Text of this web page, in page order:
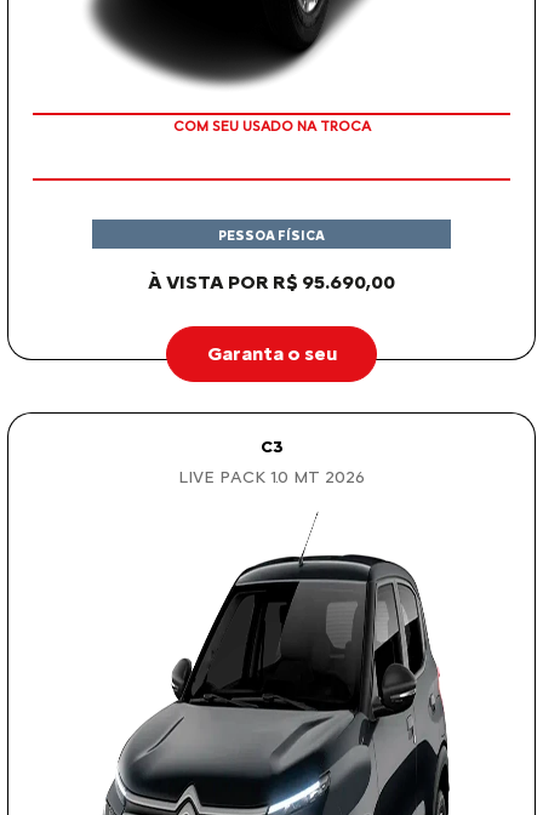
À VISTA POR R$ 95.690,00
PESSOA FÍSICA
Garanta o seu
C3
LIVE PACK 1.0 MT 2026